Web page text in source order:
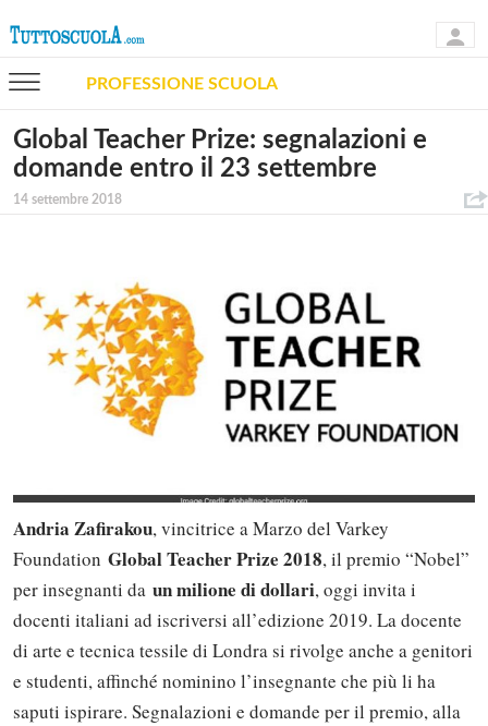
PROFESSIONE SCUOLA
Global Teacher Prize: segnalazioni e
domande entro il 23 settembre
14 settembre 2018
Andria Zafirakou, vincitrice a Marzo del Varkey
Foundation Global Teacher Prize 2018, il premio “Nobel”
per insegnanti da un milione di dollari, oggi invita i
docenti italiani ad iscriversi all’edizione 2019. La docente
di arte e tecnica tessile di Londra si rivolge anche a genitori
e studenti, affinché nominino l’insegnante che più li ha
saputi ispirare. Segnalazioni e domande per il premio, alla